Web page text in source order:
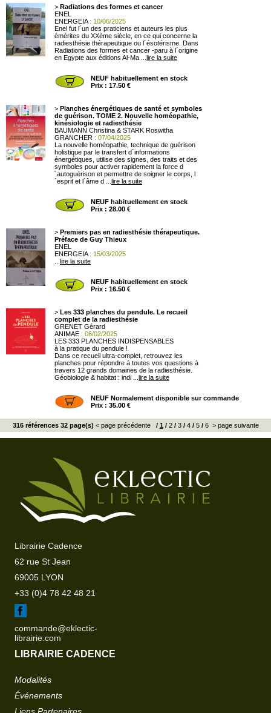
> Radiations des formes et cancer
ENEL
ENERGEIA : 10/06/2025
Enel fut l´un des praticiens et auteurs les plus
émérites du XXème siècle, en ce qui concerne la
radiesthésie thérapeutique ou l´ésotérisme. Dans
Radiations des formes et cancer -paru à l´origine
en Egypte aux éditions Al-Ma ... lire la suite
NEUF habituellement en stock
Prix : 17.50 €
> Planches énergétiques de santé et symboles
de guérison. TOME 2. Nouvelle homéopathie,
kinésiologie et radiesthésie
BAUMANN Christina & STARK Roswitha
GRANCHER : 07/04/2025
La nouvelle homéopathie, technique de guérison
holistique par le transfert d´informations
énergétiques, utilise des signes, des traits et des
symboles pour activer rapidement la force d
´autoguérison et permettre de soigner le corps, l
´esprit et l´âme d ... lire la suite
NEUF habituellement en stock
Prix : 28.00 €
> Premiers pas en radiesthésie thérapeutique.
Préface de Guy Thieux
ENEL
ENERGEIA : 15/03/2025
lire la suite
NEUF habituellement en stock
Prix : 16.50 €
> Les 333 planches du pendule. Le recueil
complet de la radiesthésie
GRENET Gérard
ANIMAE : 06/02/2025
LES 333 PLANCHES INDISPENSABLES
à la pratique du pendule !
Dans ce recueil ultra-complet, retrouvez les
planches pour répondre à toutes vos questions à
travers 12 grands domaines de la radiesthésie.
Géobiologie & habitat : indi ... lire la suite
NEUF Normalement disponible sur commande
Prix : 35.00 €
316 références 32 page(s) < page précédente/ 1 /2/3/4/5/6 > page suivante
Librairie Cadence
62 rue St Jean
69005 LYON
+33 (0)4 78 42 48 21
commande@eklectic-
librairie.com
LIBRAIRIE CADENCE
Modalités
Événements